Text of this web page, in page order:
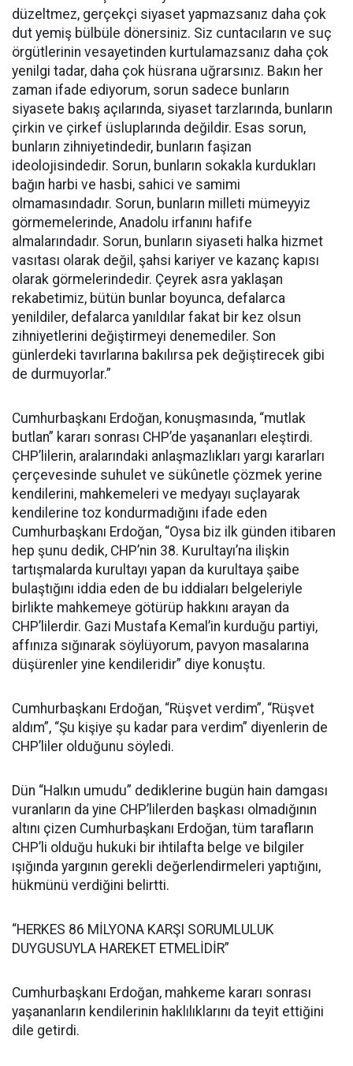
düzeltmez, gerçekçi siyaset yapmazsanız daha çok
dut yemiş bülbüle dönersiniz. Siz cuntacıların ve suç
örgütlerinin vesayetinden kurtulamazsanız daha çok
yenilgi tadar, daha çok hüsrana uğrarsınız. Bakın her
zaman ifade ediyorum, sorun sadece bunların
siyasete bakış açılarında, siyaset tarzlarında, bunların
çirkin ve çirkef üsluplarında değildir. Esas sorun,
bunların zihniyetindedir, bunların faşizan
ideolojisindedir. Sorun, bunların sokakla kurdukları
bağın harbi ve hasbi, sahici ve samimi
olmamasındadır. Sorun, bunların milleti mümeyyiz
görmemelerinde, Anadolu irfanını hafife
almalarındadır. Sorun, bunların siyaseti halka hizmet
vasıtası olarak değil, şahsi kariyer ve kazanç kapısı
olarak görmelerindedir. Çeyrek asra yaklaşan
rekabetimiz, bütün bunlar boyunca, defalarca
yenildiler, defalarca yanıldılar fakat bir kez olsun
zihniyetlerini değiştirmeyi denemediler. Son
günlerdeki tavırlarına bakılırsa pek değiştirecek gibi
de durmuyorlar.”
Cumhurbaşkanı Erdoğan, konuşmasında, “mutlak
butlan” kararı sonrası CHP’de yaşananları eleştirdi.
CHP’lilerin, aralarındaki anlaşmazlıkları yargı kararları
çerçevesinde suhulet ve sükûnetle çözmek yerine
kendilerini, mahkemeleri ve medyayı suçlayarak
kendilerine toz kondurmadığını ifade eden
Cumhurbaşkanı Erdoğan, “Oysa biz ilk günden itibaren
hep şunu dedik, CHP’nin 38. Kurultayı’na ilişkin
tartışmalarda kurultayı yapan da kurultaya şaibe
bulaştığını iddia eden de bu iddiaları belgeleriyle
birlikte mahkemeye götürüp hakkını arayan da
CHP’lilerdir. Gazi Mustafa Kemal’in kurduğu partiyi,
affınıza sığınarak söylüyorum, pavyon masalarına
düşürenler yine kendileridir” diye konuştu.
Cumhurbaşkanı Erdoğan, “Rüşvet verdim”, “Rüşvet
aldım”, “Şu kişiye şu kadar para verdim” diyenlerin de
CHP’liler olduğunu söyledi.
Dün “Halkın umudu” dediklerine bugün hain damgası
vuranların da yine CHP’lilerden başkası olmadığının
altını çizen Cumhurbaşkanı Erdoğan, tüm tarafların
CHP’li olduğu hukuki bir ihtilafta belge ve bilgiler
ışığında yargının gerekli değerlendirmeleri yaptığını,
hükmünü verdiğini belirtti.
“HERKES 86 MİLYONA KARŞI SORUMLULUK
DUYGUSUYLA HAREKET ETMELİDİR”
Cumhurbaşkanı Erdoğan, mahkeme kararı sonrası
yaşananların kendilerinin haklılıklarını da teyit ettiğini
dile getirdi.